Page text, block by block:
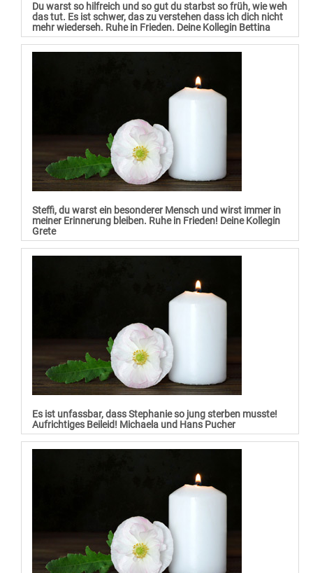
Du warst so hilfreich und so gut du starbst so früh, wie weh
das tut. Es ist schwer, das zu verstehen dass ich dich nicht
mehr wiederseh. Ruhe in Frieden. Deine Kollegin Bettina
Steffi, du warst ein besonderer Mensch und wirst immer in
meiner Erinnerung bleiben. Ruhe in Frieden! Deine Kollegin
Grete
Es ist unfassbar, dass Stephanie so jung sterben musste!
Aufrichtiges Beileid! Michaela und Hans Pucher